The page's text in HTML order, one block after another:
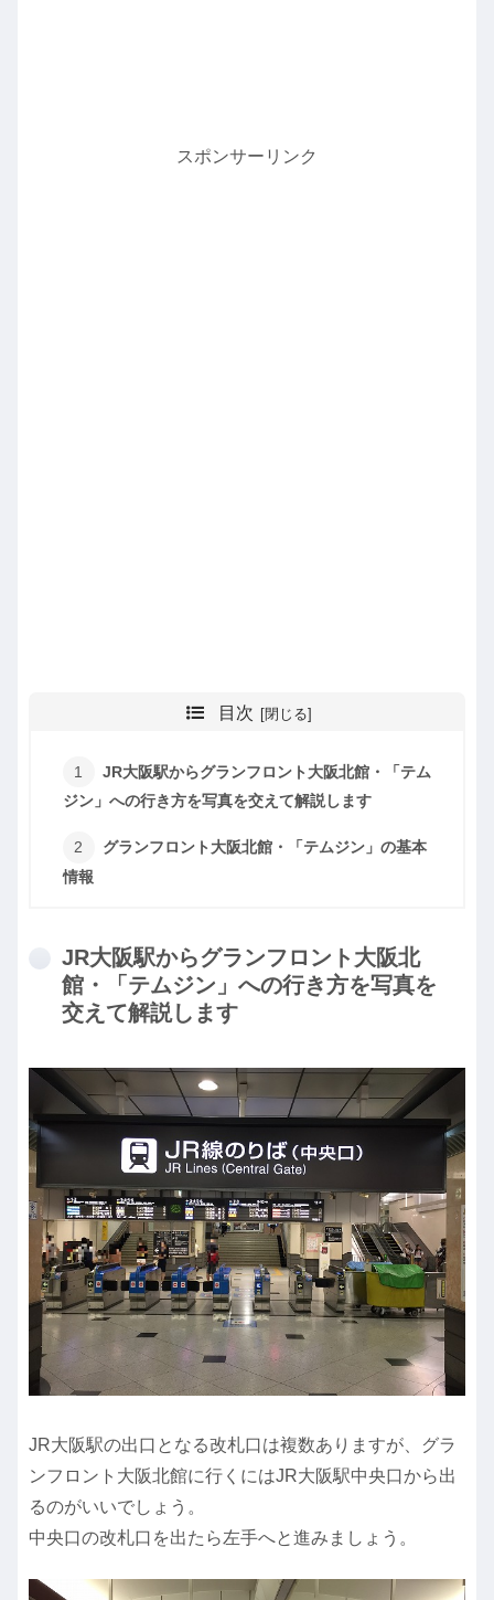
スポンサーリンク
目次
JR大阪駅からグランフロント大阪北館・「テム
ジン」への行き方を写真を交えて解説します
グランフロント大阪北館・「テムジン」の基本
情報
JR大阪駅からグランフロント大阪北
館・「テムジン」への行き方を写真を
交えて解説します
JR大阪駅の出口となる改札口は複数ありますが、グラ
ンフロント大阪北館に行くにはJR大阪駅中央口から出
るのがいいでしょう。
中央口の改札口を出たら左手へと進みましょう。